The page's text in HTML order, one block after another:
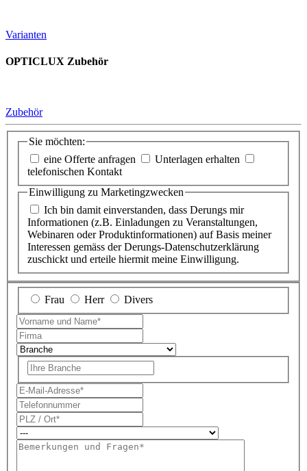
Varianten
OPTICLUX Zubehör
Zubehör
Sie möchten:
eine Offerte anfragen
Unterlagen erhalten
telefonischen Kontakt
Einwilligung zu Marketingzwecken
Ich bin damit einverstanden, dass Derungs mir
Informationen (z.B. Einladungen zu Veranstaltungen,
Webinaren oder Produktinformationen) auf Basis meiner
Interessen gemäss der Derungs-Datenschutzerklärung
zuschickt und erteile hiermit meine Einwilligung.
Frau Herr Divers